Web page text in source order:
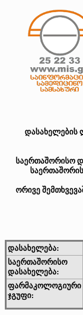
დასახელების
საერთაშორისო
ორივე
დასახელება:
საერთაშორისო
დასახელება:
ფარმაკოლოგიური
ჯგუფი: